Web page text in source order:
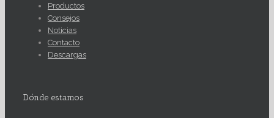
Productos
Consejos
Noticias
Contacto
Descargas
Dónde estamos